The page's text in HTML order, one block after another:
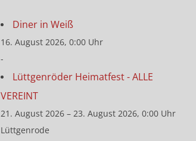
Diner in Weiß
16. August 2026, 0:00 Uhr
-
Lüttgenröder Heimatfest - ALLE
VEREINT
21. August 2026 – 23. August 2026, 0:00 Uhr
Lüttgenrode